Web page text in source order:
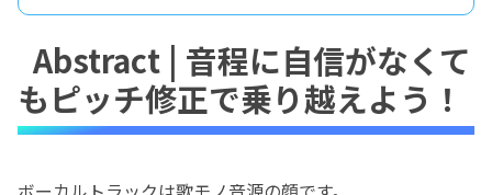
Abstract | 音程に自信がなくて
もピッチ修正で乗り越えよう！